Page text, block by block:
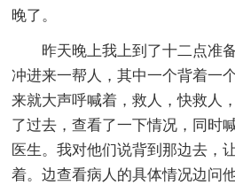
晚了。
昨天晚上我上到了十二点准
冲进来一帮人，其中一个背着一
来就大声呼喊着，救人，快救人
了过去，查看了一下情况，同时
医生。我对他们说背到那边去，
着。边查看病人的具体情况边问